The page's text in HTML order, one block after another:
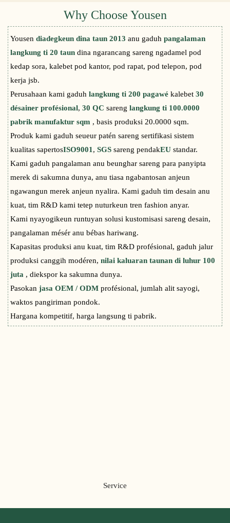
Why Choose Yousen
Yousendiadegkeun dina taun 2013 anu gaduhpangalaman
langkung ti 20 taun dina ngarancang sareng ngadamel pod
kedap sora, kalebet pod kantor, pod rapat, pod telepon, pod
kerja jsb.
Perusahaan kami gaduhlangkung ti 200 pagawé kalebet30
désainer profésional,30 QC sarenglangkung ti 100.0000
pabrik manufaktur sqm , basis produksi 20.0000 sqm.
Produk kami gaduh seueur patén sareng sertifikasi sistem
kualitas sapertosISO9001 ,SGS sareng pendakEU standar.
Kami gaduh pangalaman anu beunghar sareng para panyipta
merek di sakumna dunya, anu tiasa ngabantosan anjeun
ngawangun merek anjeun nyalira. Kami gaduh tim desain anu
kuat, tim R&D kami tetep nuturkeun tren fashion anyar.
Kami nyayogikeun runtuyan solusi kustomisasi sareng desain,
pangalaman mésér anu bébas hariwang.
Kapasitas produksi anu kuat, tim R&D profésional, gaduh jalur
produksi canggih modéren,nilai kaluaran taunan di luhur 100
juta , diekspor ka sakumna dunya.
Pasokanjasa OEM / ODM profésional, jumlah alit sayogi,
waktos pangiriman pondok.
Hargana kompetitif, harga langsung ti pabrik.
Service